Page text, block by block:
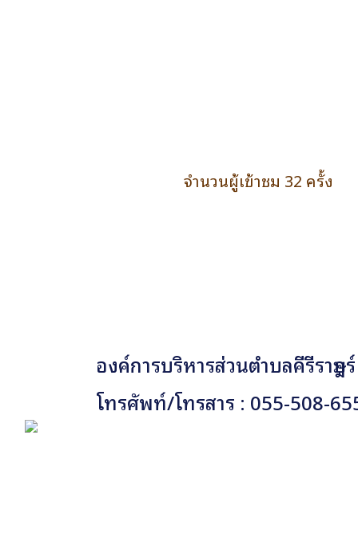
จำนวนผู้เข้าชม 32 ครั้ง
องค์การบริหารส่วนตำบลคีรีราษ
โทรศัพท์/โทรสาร : 055-508-